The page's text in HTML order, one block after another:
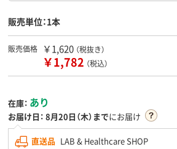
販売単位：1本
販売価格 ￥1,620 （税抜き）
￥1,782 （税込）
在庫： あり
お届け日： 8月20日（木）までにお届け
直送品 LAB & Healthcare SHOP